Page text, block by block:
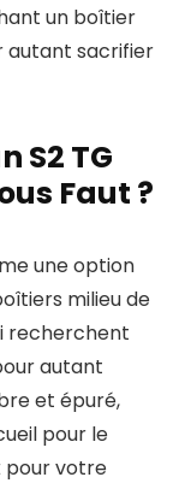
un boîtier
autant sacrifier
S2 TG
Faut ?
une option
milieu de
recherchent
autant
et épuré,
pour le
pour votre